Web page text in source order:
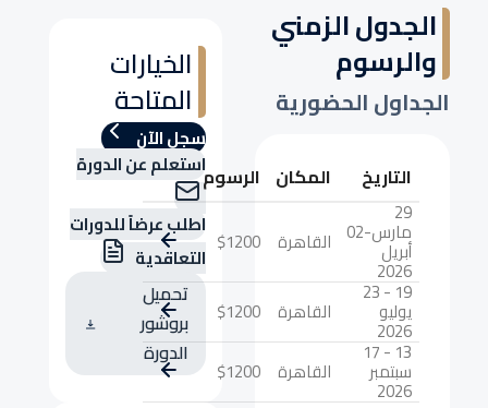
الخيارات
المتاحة
سجل الآن
استعلم عن الدورة
اطلب عرضاً للدورات
التعاقدية
تحميل
بروشور
الدورة
الجدول الزمني
والرسوم
الجداول الحضورية
التاريخ المكان الرسوم
29
مارس-02
أبريل
2026
القاهرة $1200
19 - 23
يوليو
2026
القاهرة $1200
13 - 17
سبتمبر
2026
القاهرة $1200